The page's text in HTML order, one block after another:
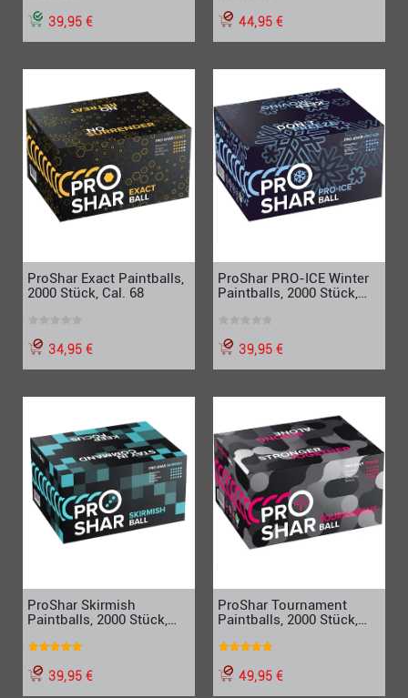
39,95 € 44,95 €
ProShar Exact Paintballs,
2000 Stück, Cal. 68
34,95 €
ProShar PRO-ICE Winter
Paintballs, 2000 Stück,
39,95 €
ProShar Skirmish
Paintballs, 2000 Stück,
39,95 €
ProShar Tournament
Paintballs, 2000 Stück,
49,95 €